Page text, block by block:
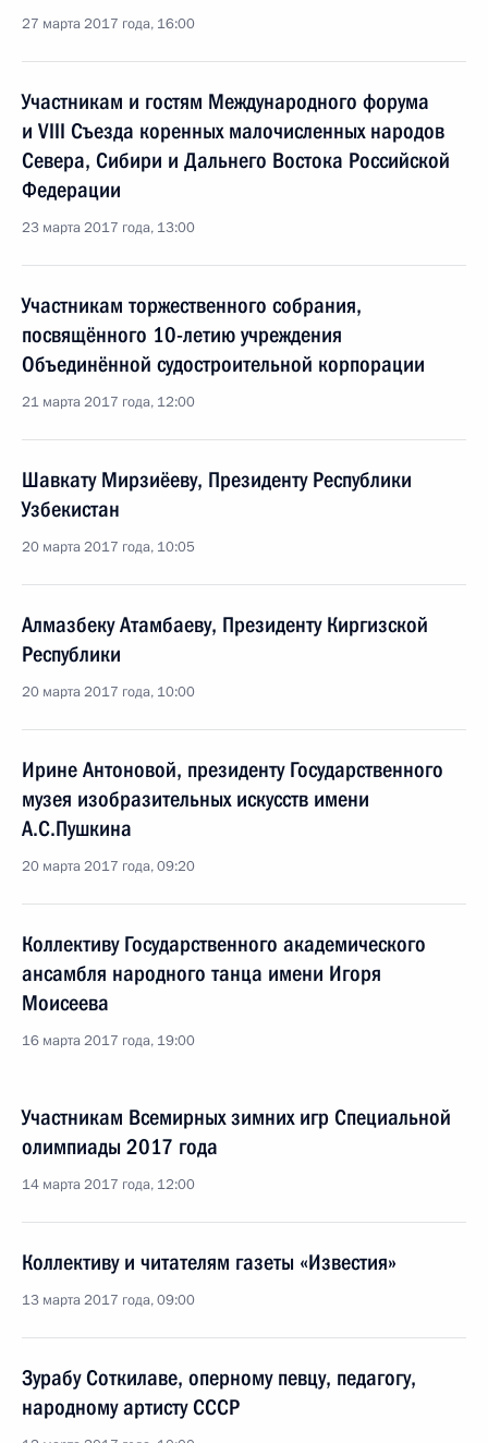
27 марта 2017 года, 16:00
Участникам и гостям Международного форума
и VIII Съезда коренных малочисленных народов
Севера, Сибири и Дальнего Востока Российской
Федерации
23 марта 2017 года, 13:00
Участникам торжественного собрания,
посвящённого 10-летию учреждения
Объединённой судостроительной корпорации
21 марта 2017 года, 12:00
Шавкату Мирзиёеву, Президенту Республики
Узбекистан
20 марта 2017 года, 10:05
Алмазбеку Атамбаеву, Президенту Киргизской
Республики
20 марта 2017 года, 10:00
Ирине Антоновой, президенту Государственного
музея изобразительных искусств имени
А.С.Пушкина
20 марта 2017 года, 09:20
Коллективу Государственного академического
ансамбля народного танца имени Игоря
Моисеева
16 марта 2017 года, 19:00
Участникам Всемирных зимних игр Специальной
олимпиады 2017 года
14 марта 2017 года, 12:00
Коллективу и читателям газеты «Известия»
13 марта 2017 года, 09:00
Зурабу Соткилаве, оперному певцу, педагогу,
народному артисту СССР